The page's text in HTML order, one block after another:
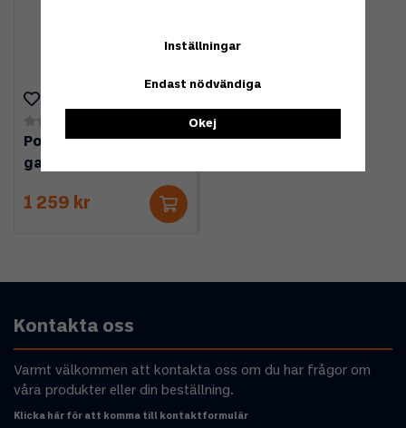
Powerjet för
gasolflaska 2000
1 259 kr
Kontakta oss
Varmt välkommen att kontakta oss om du har frågor om
våra produkter eller din beställning.
Klicka här för att komma till kontaktformulär
Inställningar
Endast nödvändiga
Okej